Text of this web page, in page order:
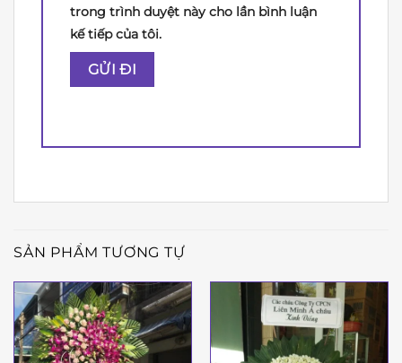
trong trình duyệt này cho lần bình luận
kế tiếp của tôi.
SẢN PHẨM TƯƠNG TỰ